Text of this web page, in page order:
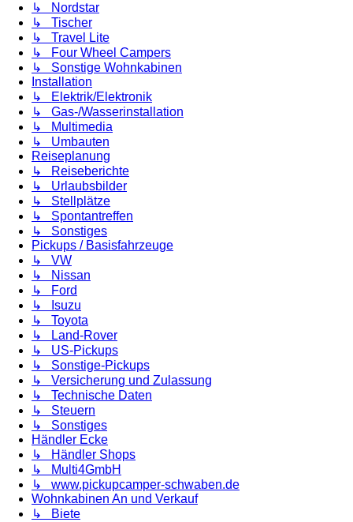
↳ Nordstar
↳ Tischer
↳ Travel Lite
↳ Four Wheel Campers
↳ Sonstige Wohnkabinen
Installation
↳ Elektrik/Elektronik
↳ Gas-/Wasserinstallation
↳ Multimedia
↳ Umbauten
Reiseplanung
↳ Reiseberichte
↳ Urlaubsbilder
↳ Stellplätze
↳ Spontantreffen
↳ Sonstiges
Pickups / Basisfahrzeuge
↳ VW
↳ Nissan
↳ Ford
↳ Isuzu
↳ Toyota
↳ Land-Rover
↳ US-Pickups
↳ Sonstige-Pickups
↳ Versicherung und Zulassung
↳ Technische Daten
↳ Steuern
↳ Sonstiges
Händler Ecke
↳ Händler Shops
↳ Multi4GmbH
↳ www.pickupcamper-schwaben.de
Wohnkabinen An und Verkauf
↳ Biete